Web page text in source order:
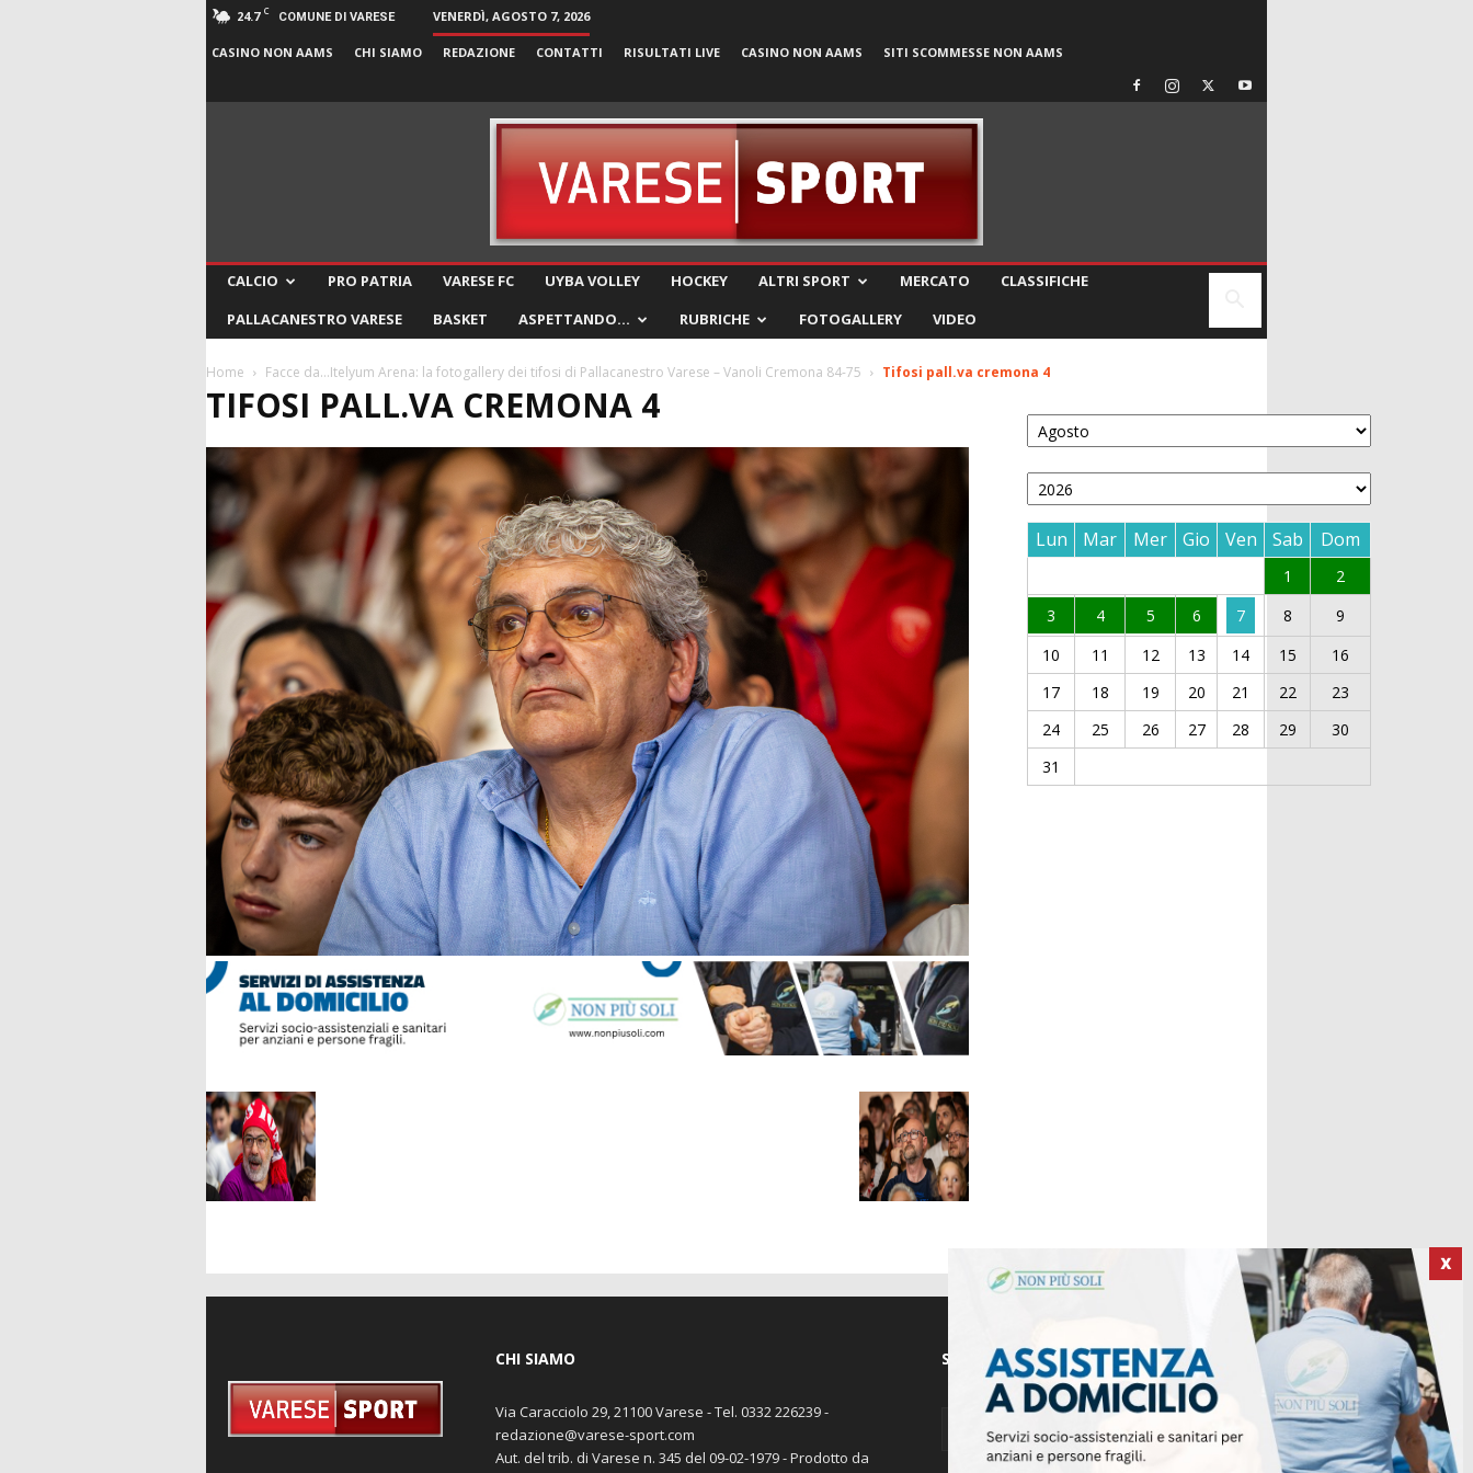
24.7 C COMUNE DI VARESE VENERDÌ, AGOSTO 7, 2026
CASINO NON AAMS CHI SIAMO REDAZIONE CONTATTI RISULTATI LIVE CASINO NON AAMS SITI SCOMMESSE NON AAMS
CALCIO PRO PATRIA VARESE FC UYBA VOLLEY HOCKEY ALTRI SPORT MERCATO
CLASSIFICHE
PALLACANESTRO VARESE
BASKET ASPETTANDO… RUBRICHE FOTOGALLERY VIDEO
Home Facce da…Itelyum Arena: la fotogallery dei tifosi di Pallacanestro Varese – Vanoli Cremona 84-75 Tifosi pall.va cremona 4
TIFOSI PALL.VA CREMONA 4
Lun Mar Mer Gio Ven Sab Dom
1
2
3
4 5 6 7 8
9
10
11 12 13 14 15
16
17
18 19 20 21 22
23
24
25 26 27 28 29
30
31
X
CHI SIAMO
Via Caracciolo 29, 21100 Varese - Tel. 0332 226239 -
redazione@varese-sport.com
Aut. del trib. di Varese n. 345 del 09-02-1979 - Prodotto da
SEGUICI